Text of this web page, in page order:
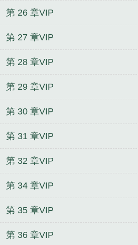
第 26 章VIP
第 27 章VIP
第 28 章VIP
第 29 章VIP
第 30 章VIP
第 31 章VIP
第 32 章VIP
第 34 章VIP
第 35 章VIP
第 36 章VIP